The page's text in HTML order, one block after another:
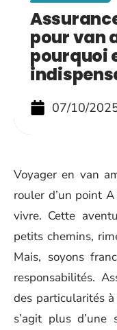
pour van
pourquoi
07/10/
Voyager en van
rouler d’un point
vivre. Cette
petits chemins,
Mais, soyons
responsabilités.
des particularités
s’agit plus d’une